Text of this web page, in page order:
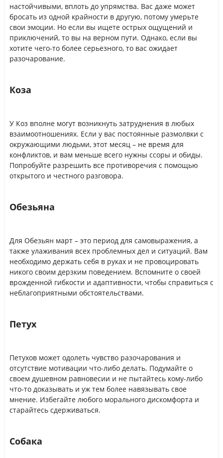
настойчивыми, вплоть до упрямства. Вас даже может
бросать из одной крайности в другую, потому умерьте
свои эмоции. Но если вы ищете острых ощущений и
приключений, то вы на верном пути. Однако, если вы
хотите чего-то более серьезного, то вас ожидает
разочарование.
Коза
У Коз вполне могут возникнуть затруднения в любых
взаимоотношениях. Если у вас постоянные размолвки с
окружающими людьми, этот месяц – не время для
конфликтов, и вам меньше всего нужны ссоры и обиды.
Попробуйте разрешить все противоречия с помощью
открытого и честного разговора.
Обезьяна
Для Обезьян март – это период для самовыражения, а
также улаживания всех проблемных дел и ситуаций. Вам
необходимо держать себя в руках и не провоцировать
никого своим дерзким поведением. Вспомните о своей
врожденной гибкости и адаптивности, чтобы справиться с
неблагоприятными обстоятельствами.
Петух
Петухов может одолеть чувство разочарования и
отсутствие мотивации что-либо делать. Подумайте о
своем душевном равновесии и не пытайтесь кому-либо
что-то доказывать и уж тем более навязывать свое
мнение. Избегайте любого морального дискомфорта и
старайтесь сдерживаться.
Собака